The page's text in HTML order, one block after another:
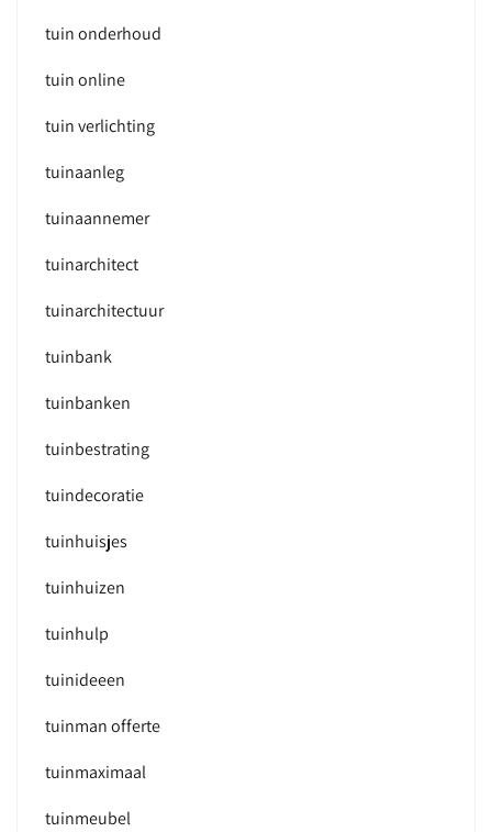
tuin onderhoud
tuin online
tuin verlichting
tuinaanleg
tuinaannemer
tuinarchitect
tuinarchitectuur
tuinbank
tuinbanken
tuinbestrating
tuindecoratie
tuinhuisjes
tuinhuizen
tuinhulp
tuinideeen
tuinman offerte
tuinmaximaal
tuinmeubel